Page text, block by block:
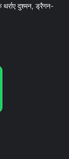
थर्राए दुश्मन, ड्रैगन-